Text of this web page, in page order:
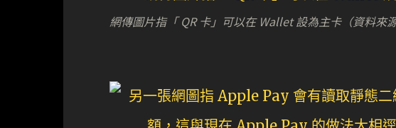
網傳圖片指「 QR 卡」可以在 Wallet 設為主卡（資料來